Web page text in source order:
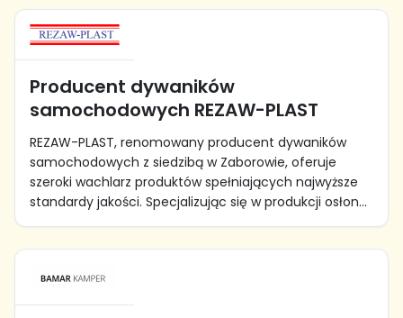
Producent dywaników
samochodowych REZAW-PLAST
REZAW-PLAST, renomowany producent dywaników
samochodowych z siedzibą w Zaborowie, oferuje
szeroki wachlarz produktów spełniających najwyższe
standardy jakości. Specjalizując się w produkcji osłon...